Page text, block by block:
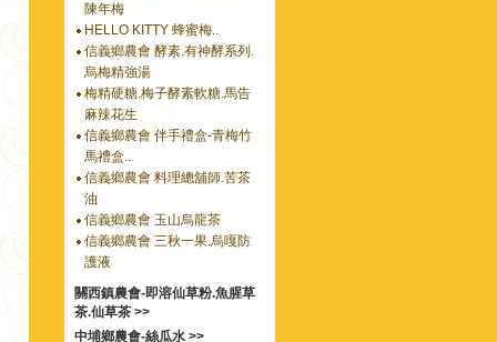
陳年梅
HELLO KITTY 蜂蜜梅..
信義鄉農會 酵素.有神酵系列.
烏梅精強湯
梅精硬糖.梅子酵素軟糖.馬告
麻辣花生
信義鄉農會 伴手禮盒-青梅竹
馬禮盒..
信義鄉農會 料理總舖師.苦茶
油
信義鄉農會 玉山烏龍茶
信義鄉農會 三秋一果.烏嘎防
護液
關西鎮農會-即溶仙草粉.魚腥草
茶.仙草茶 >>
中埔鄉農會-絲瓜水 >>